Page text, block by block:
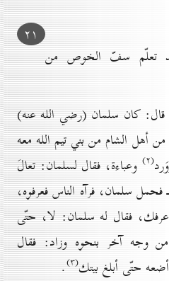
۲۱
تعلّم سفّ الخوص من
كان سلمان (رضي الله عنه)
أهل الشام من بني تيم الله معه
(۲)
وعباءة، فقال لسلمان: تعالَ
فحمل سلمان، فرآه الناس فعرفوه،
فقال له سلمان: لا، حتّى
من وجه آخر بنحوه وزاد: فقال
حتّى أبلغ بيتك(۳) .